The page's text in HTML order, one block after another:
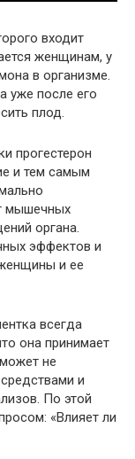
входит
женщинам, у
в организме.
уже после его
плод.
прогестерон
и тем самым
мышечных
органа.
эффектов и
и ее
всегда
она принимает
не
и
По этой
«Влияет ли